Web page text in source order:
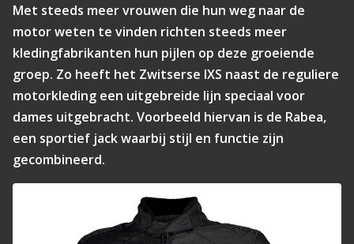
Met steeds meer vrouwen die hun weg naar de
motor weten te vinden richten steeds meer
kledingfabrikanten hun pijlen op deze groeiende
groep. Zo heeft het Zwitserse IXS naast de reguliere
motorkleding een uitgebreide lijn speciaal voor
dames uitgebracht. Voorbeeld hiervan is de Rabea,
een sportief jack waarbij stijl en functie zijn
gecombineerd.